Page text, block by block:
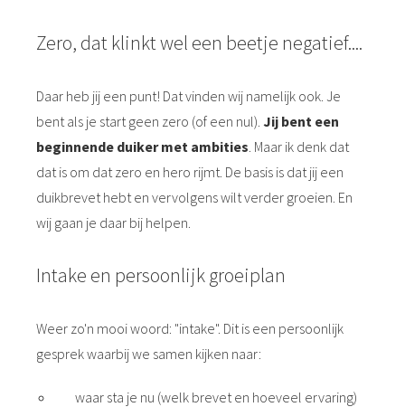
Zero, dat klinkt wel een beetje negatief....
Daar heb jij een punt! Dat vinden wij namelijk ook. Je
bent als je start geen zero (of een nul). Jij bent een
beginnende duiker met ambities . Maar ik denk dat
dat is om dat zero en hero rijmt. De basis is dat jij een
duikbrevet hebt en vervolgens wilt verder groeien. En
wij gaan je daar bij helpen.
Intake en persoonlijk groeiplan
Weer zo'n mooi woord: "intake". Dit is een persoonlijk
gesprek waarbij we samen kijken naar:
waar sta je nu (welk brevet en hoeveel ervaring)